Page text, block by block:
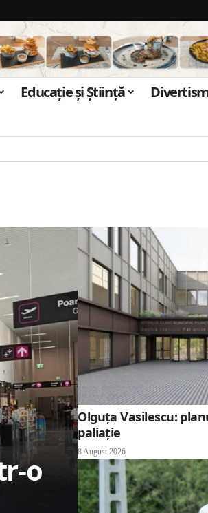
Educație și Știință
o
Olguța Vasilescu:
paliație
8 August 2026